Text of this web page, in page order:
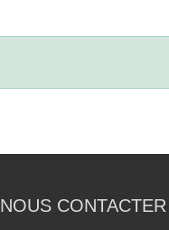
NOUS CONTACTER